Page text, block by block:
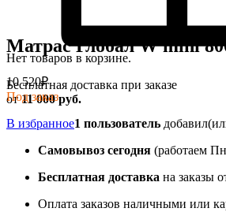
Нет товаров в корзине.
Бесплатная доставка при заказе
от11 000 руб.
Матрас Глобал W mini
10 520₽
Под заказ
В избранное1 пользователь
Самовывоз сегодня (работаем
Бесплатная доставка на заказы
Оплата заказов наличными или